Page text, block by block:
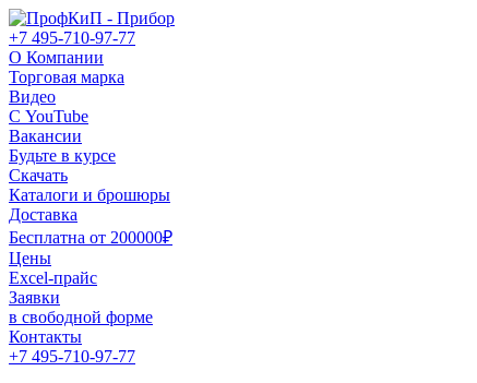
+7 495-710-97-77
О Компании
Торговая марка
Видео
С YouTube
Вакансии
Будьте в курсе
Скачать
Каталоги и брошюры
Доставка
Бесплатна от 200000₽
Цены
Excel-прайс
Заявки
в свободной форме
Контакты
+7 495-710-97-77